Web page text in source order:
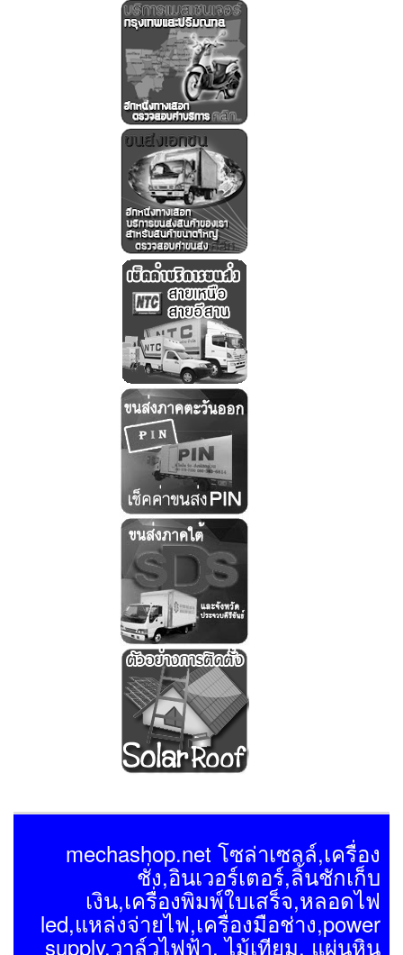
mechashop.net โซล่าเซลล์,เครื่อง
ชั่ง,อินเวอร์เตอร์,ลิ้นชักเก็บ
เงิน,เครื่องพิมพ์ใบเสร็จ,หลอดไฟ
led,แหล่งจ่ายไฟ,เครื่องมือช่าง,power
supply,วาล์วไฟฟ้า, ไม้เทียม, แผ่นหิน